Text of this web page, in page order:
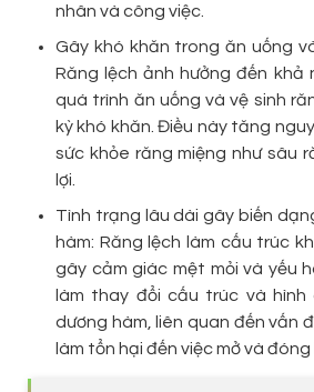
nhân và công việc.
Gây khó khăn trong ăn uống
Răng lệch ảnh hưởng đến khả
quá trình ăn uống và vệ sinh
kỳ khó khăn. Điều này tăng
sức khỏe răng miệng như sâu
lợi.
Tình trạng lâu dài gây biến
hàm: Răng lệch làm cấu trúc
gây cảm giác mệt mỏi và yếu
làm thay đổi cấu trúc và hình
dương hàm, liên quan đến vấn
làm tổn hại đến việc mở và đóng